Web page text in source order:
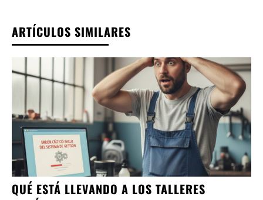
ARTÍCULOS SIMILARES
QUÉ ESTÁ LLEVANDO A LOS TALLERES